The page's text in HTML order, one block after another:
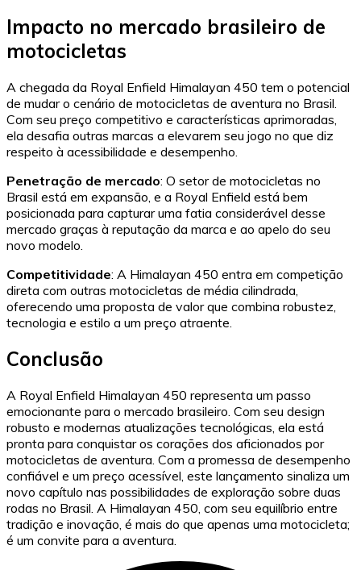
Impacto no mercado brasileiro de
motocicletas
A chegada da Royal Enfield Himalayan 450 tem o potencial
de mudar o cenário de motocicletas de aventura no Brasil.
Com seu preço competitivo e características aprimoradas,
ela desafia outras marcas a elevarem seu jogo no que diz
respeito à acessibilidade e desempenho.
Penetração de mercado: O setor de motocicletas no
Brasil está em expansão, e a Royal Enfield está bem
posicionada para capturar uma fatia considerável desse
mercado graças à reputação da marca e ao apelo do seu
novo modelo.
Competitividade: A Himalayan 450 entra em competição
direta com outras motocicletas de média cilindrada,
oferecendo uma proposta de valor que combina robustez,
tecnologia e estilo a um preço atraente.
Conclusão
A Royal Enfield Himalayan 450 representa um passo
emocionante para o mercado brasileiro. Com seu design
robusto e modernas atualizações tecnológicas, ela está
pronta para conquistar os corações dos aficionados por
motocicletas de aventura. Com a promessa de desempenho
confiável e um preço acessível, este lançamento sinaliza um
novo capítulo nas possibilidades de exploração sobre duas
rodas no Brasil. A Himalayan 450, com seu equilíbrio entre
tradição e inovação, é mais do que apenas uma motocicleta;
é um convite para a aventura.